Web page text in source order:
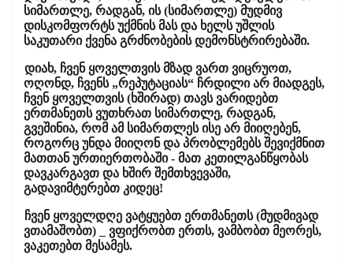
სიმართლე, რადგან, ის (სიმართლე) მუდმივ
დისკომფორტს უქმნის მას და ხელს უშლის
საკუთარი ქვენა გრძნობების დემონსტრირებაში.
დიახ, ჩვენ ყოველთვის მზად ვართ ვიცრუოთ,
ოღონდ, ჩვენს „რეპუტაციას“ ჩრდილი არ მიადგეს,
ჩვენ ყოველთვის (ხშირად) თავს ვარიდებთ
ერთმანეთს ვუთხრათ სიმართლე, რადგან,
გვეშინია, რომ ამ სიმართლეს ისე არ მიიღებენ,
როგორც უნდა მიიღონ და პრობლემებს შევიქმნით
მათთან ურთიერთობაში - მათ კეთილგანწყობას
დავკარგავთ და ხშირ შემთხვევაში,
გადავიმტერებთ კიდეც!
ჩვენ ყოველდღე ვატყუებთ ერთმანეთს (მუდმივად
ვთამაშობთ) _ ვფიქრობთ ერთს, ვამბობთ მეორეს,
ვაკეთებთ მესამეს.